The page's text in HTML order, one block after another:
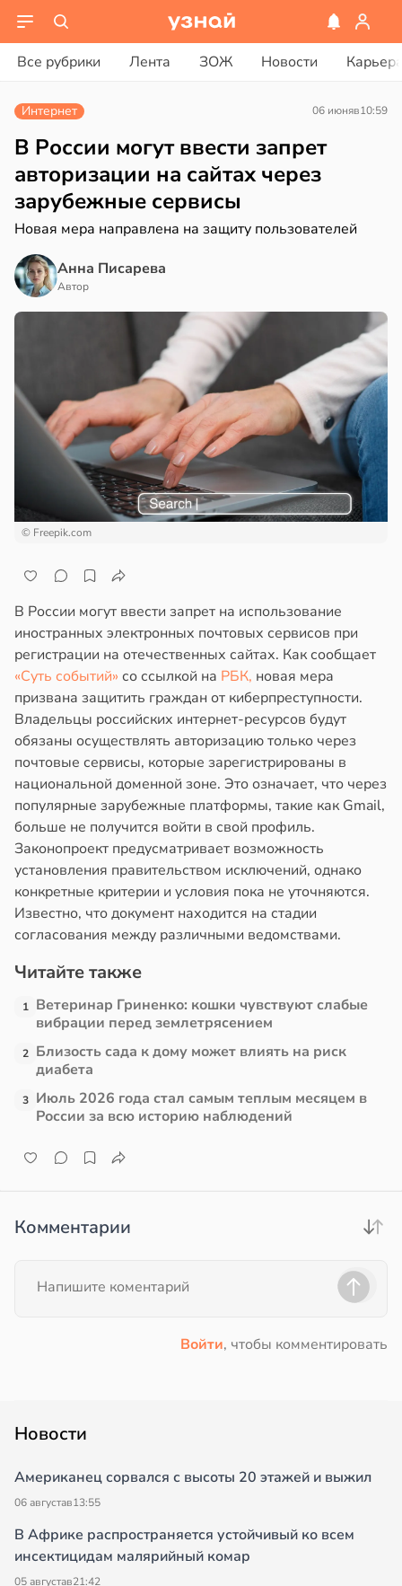
Все рубрики Лента ЗОЖ Новости
в13:55
в20:58
19:27
в 17:21
Интернет 06 июняв10:59
В России могут ввести запрет
авторизации на сайтах через
зарубежные сервисы
Новая мера направлена на защиту пользователей
Анна Писарева
Автор
© Freepik.com
В России могут ввести запрет на использование
иностранных электронных почтовых сервисов при
регистрации на отечественных сайтах. Как сообщает
«Суть событий» со ссылкой на РБК, новая мера
призвана защитить граждан от киберпреступности.
Владельцы российских интернет-ресурсов будут
обязаны осуществлять авторизацию только через
почтовые сервисы, которые зарегистрированы в
национальной доменной зоне. Это означает, что через
популярные зарубежные платформы, такие как Gmail,
больше не получится войти в свой профиль.
Законопроект предусматривает возможность
установления правительством исключений, однако
конкретные критерии и условия пока не уточняются.
Известно, что документ находится на стадии
согласования между различными ведомствами.
Читайте также
1 Ветеринар Гриненко: кошки чувствуют слабые
вибрации перед землетрясением
2 Близость сада к дому может влиять на риск
диабета
3 Июль 2026 года стал самым теплым месяцем в
России за всю историю наблюдений
Комментарии
Войти, чтобы комментировать
Новости
Американец сорвался с высоты 20 этажей и выжил
06 августав13:55
В Африке распространяется устойчивый ко всем
инсектицидам малярийный комар
05 августав21:42
16:23
в17:40
19:12
20:55